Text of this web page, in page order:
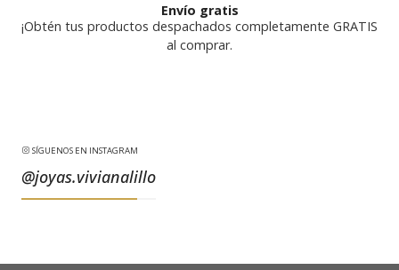
Envío gratis
¡Obtén tus productos despachados completamente GRATIS
al comprar.
SÍGUENOS EN INSTAGRAM
@joyas.vivianalillo